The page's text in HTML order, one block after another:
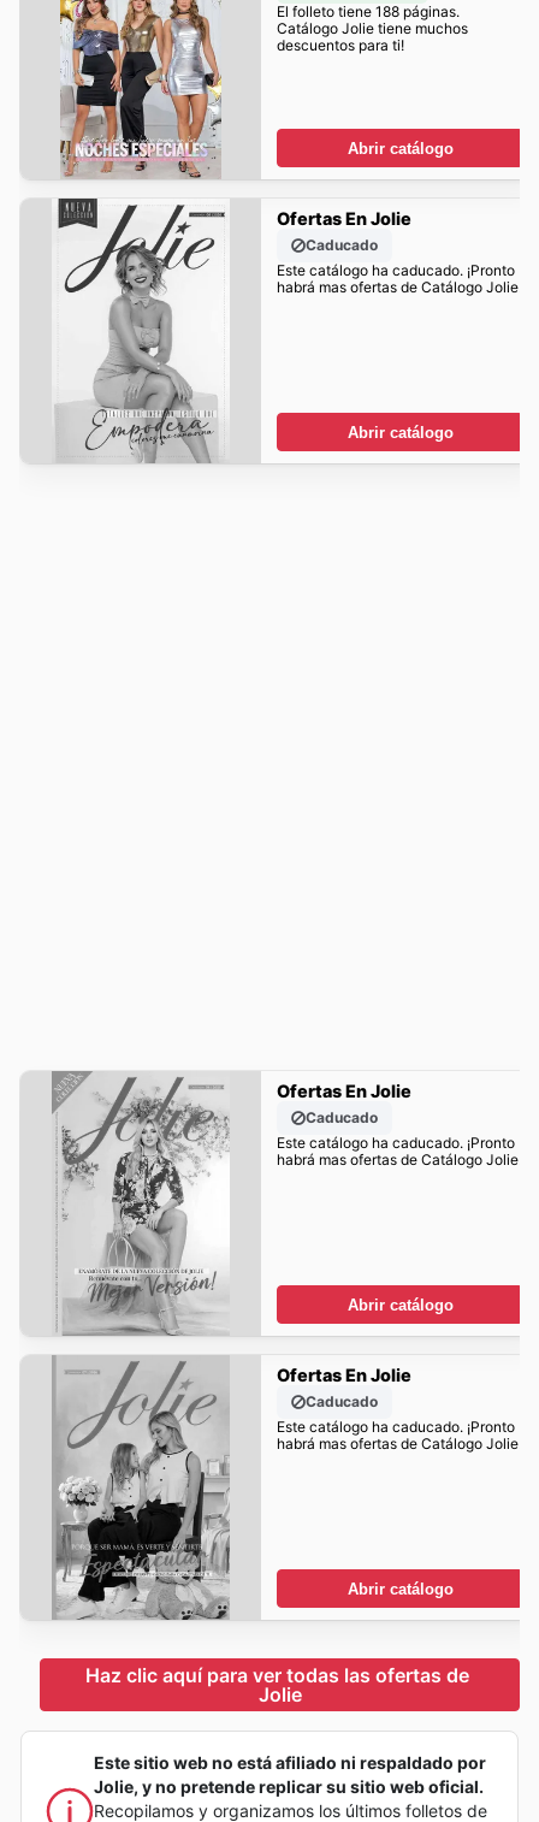
El folleto tiene 188 páginas.
Catálogo Jolie tiene muchos
descuentos para ti!
Abrir catálogo
Ofertas En Jolie
Caducado
Este catálogo ha caducado. ¡Pronto
habrá mas ofertas de Catálogo Jolie!
Abrir catálogo
Ofertas En Jolie
Caducado
Este catálogo ha caducado. ¡Pronto
habrá mas ofertas de Catálogo Jolie!
Abrir catálogo
Ofertas En Jolie
Caducado
Este catálogo ha caducado. ¡Pronto
habrá mas ofertas de Catálogo Jolie!
Abrir catálogo
Haz clic aquí para ver todas las ofertas de
Jolie
Este sitio web no está afiliado ni respaldado por
Jolie, y no pretende replicar su sitio web oficial.
Recopilamos y organizamos los últimos folletos de